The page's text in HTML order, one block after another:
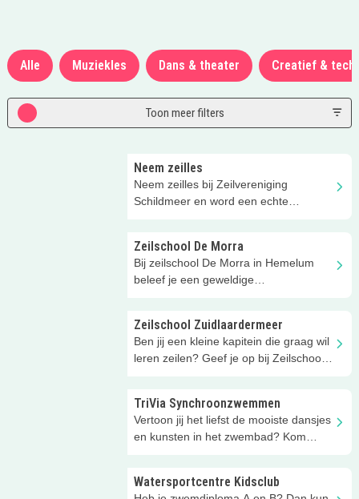
Alle Muziekles Dans & theater Creatief &
Toon meer filters
Neem zeilles
Neem zeilles bij Zeilvereniging
Schildmeer en word een echte
Zeilschool De Morra
Bij zeilschool De Morra in Hemelum
beleef je een geweldige
Zeilschool Zuidlaardermeer
Ben jij een kleine kapitein die graag wil
leren zeilen? Geef je op bij Zeilschool
TriVia Synchroonzwemmen
Vertoon jij het liefst de mooiste dansjes
en kunsten in het zwembad? Kom
Watersportcentre Kidsclub